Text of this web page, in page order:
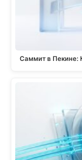
Саммит в Пекине: